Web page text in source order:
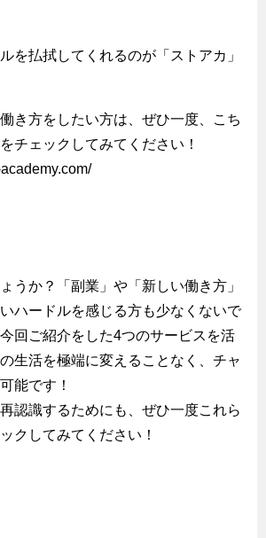
を払拭してくれるのが「ストアカ」
き方をしたい方は、ぜひ一度、こち
チェックしてみてください！
うか？「副業」や「新しい働き方」
ハードルを感じる方も少なくないで
回ご紹介をした4つのサービスを活
生活を極端に変えることなく、チャ
能です！
認識するためにも、ぜひ一度これら
クしてみてください！